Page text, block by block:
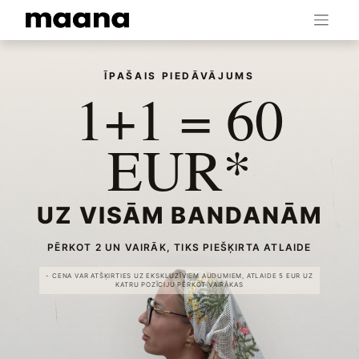
ĪPAŠAIS PIEDĀVĀJUMS
1+1 = 60
EUR*
UZ VISĀM BANDANĀM
PĒRKOT 2 UN VAIRĀK, TIKS PIEŠĶIRTA ATLAIDE
- CENA VAR ATŠĶIRTIES UZ EKSKLUZĪVIEM AUDUMIEM, ATLAIDE 5 EUR UZ
KATRU POZĪCIJU PĒRKOT VAIRĀKAS